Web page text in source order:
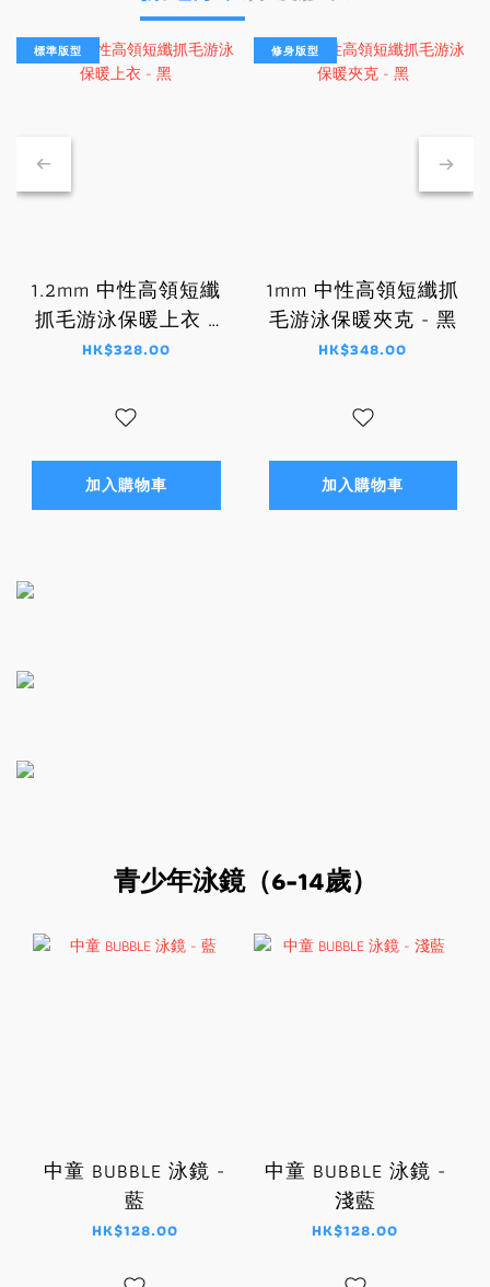
標準版型
1.2mm 中性高領短纖
抓毛游泳保暖上衣 -
黑
HK$328.00
加入購物車
修身版型
1mm 中性高領短纖抓
毛游泳保暖夾克 - 黑
HK$348.00
加入購物車
青少年泳鏡（6-14歲）
中童 BUBBLE 泳鏡 -
藍
HK$128.00
中童 BUBBLE 泳鏡 -
淺藍
HK$128.00